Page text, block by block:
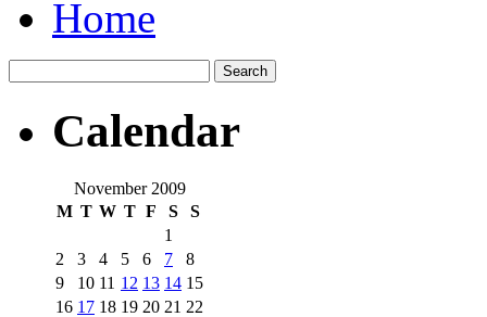
Home
Calendar
November 2009
M T W T F S S
1
2
3 4 5 6 7
8
9
10 11 12 13 14 15
16 17 18 19 20 21 22